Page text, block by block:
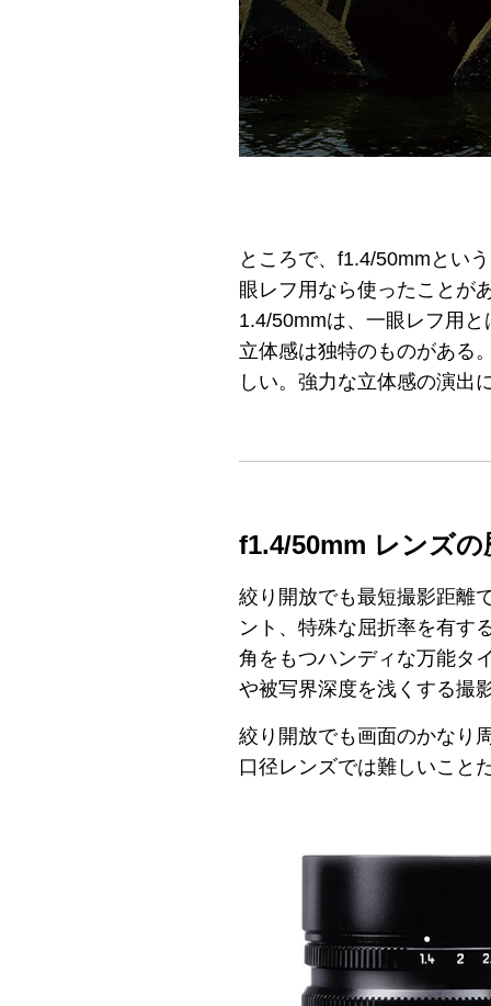
ところで、f1.4/50mmとい
眼レフ用なら使ったことが
1.4/50mmは、一眼レフ用
立体感は独特のものがある
しい。強力な立体感の演出
f1.4/50mm レンズの
絞り開放でも最短撮影距離
ント、特殊な屈折率を有す
角をもつハンディな万能タ
や被写界深度を浅くする撮
絞り開放でも画面のかなり
口径レンズでは難しいこと